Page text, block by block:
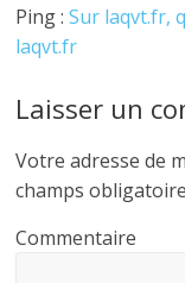
Ping :Sur laqvt.fr,
laqvt.fr
Laisser un
Votre adresse de
champs
Commentaire